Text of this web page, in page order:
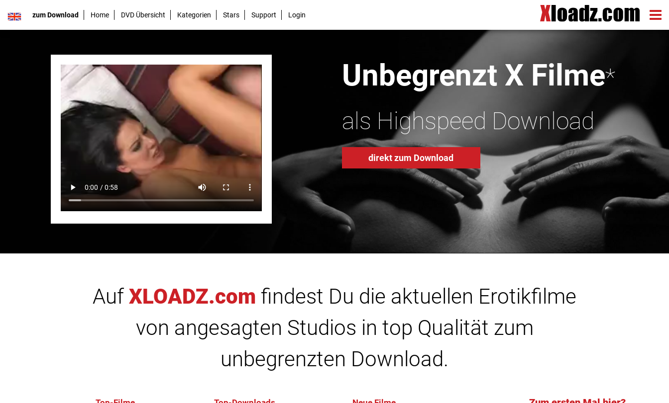
zum Download Home DVD Übersicht Kategorien Stars Support Login
Unbegrenzt X Filme*
als Highspeed Download
direkt zum Download
Auf XLOADZ.com findest Du die aktuellen Erotikfilme
von angesagten Studios in top Qualität zum
unbegrenzten Download.